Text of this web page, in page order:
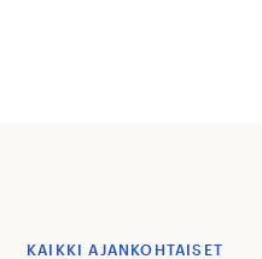
KAIKKI AJANKOHTAISET